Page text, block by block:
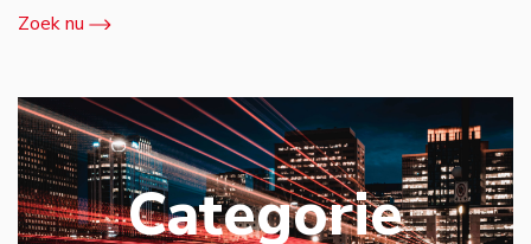
Zoek nu
Categorie